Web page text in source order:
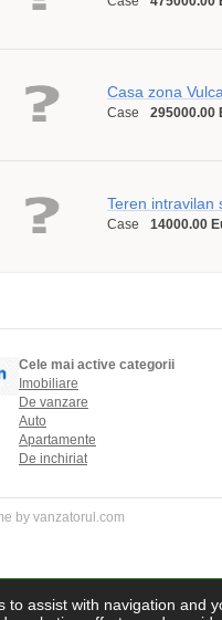
Casa zona
Case 295000.00
Teren intravilan
Case 14000.00
Cele mai active categorii
Imobiliare
De vanzare
Auto
Apartamente
De inchiriat
by vanzatorul.com
assist with navigation and